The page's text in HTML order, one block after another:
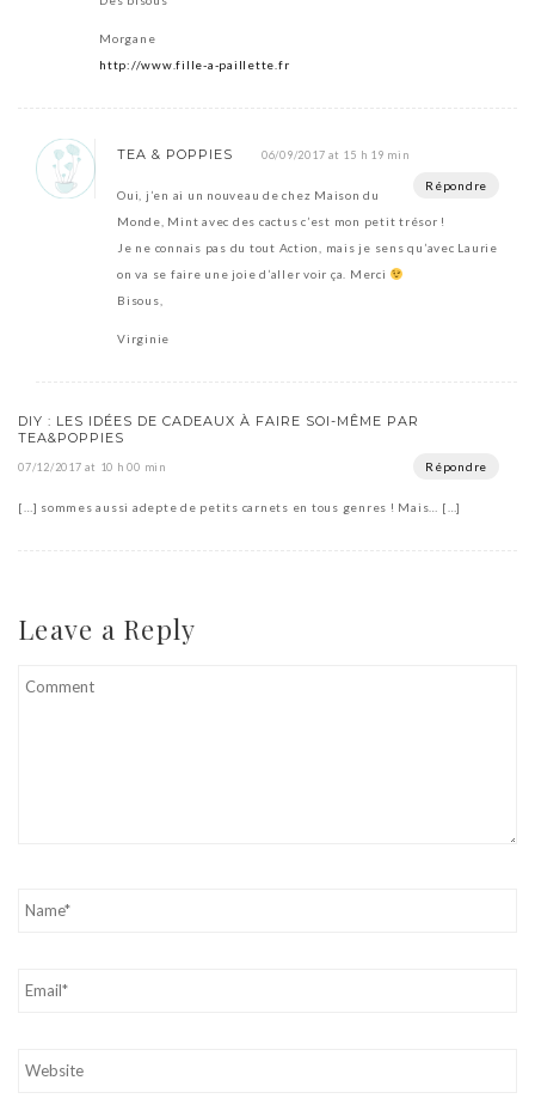
Morgane
http://www.fille-a-paillette.fr
TEA & POPPIES 06/09/2017 at 15 h 19 min
Répondre
Oui, j’en ai un nouveau de chez Maison du
Monde, Mint avec des cactus c’est mon petit trésor !
Je ne connais pas du tout Action, mais je sens qu’avec Laurie
on va se faire une joie d’aller voir ça. Merci
Bisous,
Virginie
DIY : LES IDÉES DE CADEAUX À FAIRE SOI-MÊME PAR
TEA&POPPIES
07/12/2017 at 10 h 00 min Répondre
[…] sommes aussi adepte de petits carnets en tous genres ! Mais… […]
Leave a Reply